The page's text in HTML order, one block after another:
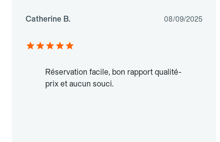
Catherine B. 08/09/2025
Réservation facile, bon rapport qualité-
prix et aucun souci.